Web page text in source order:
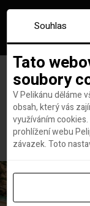
Souhlas
Tato
soubory
V Pelikánu děláme
obsah, který vás
využíváním
prohlížení webu
závazek. Toto